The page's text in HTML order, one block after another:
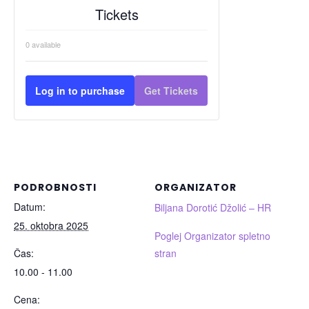
PODROBNOSTI
Datum:
25. oktobra 2025
Čas:
10.00 - 11.00
Cena:
ORGANIZATOR
Biljana Dorotić Džolić – HR
Poglej Organizator spletno
stran
Tickets
0available
Log in to purchase Get Tickets